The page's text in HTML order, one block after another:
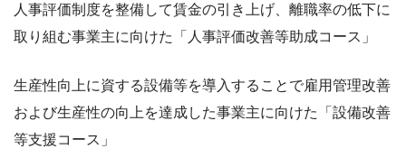
人事評価制度を整備して賃金の引き上げ、離職率の低下に
取り組む事業主に向けた「人事評価改善等助成コース」
生産性向上に資する設備等を導入することで雇用管理改善
および生産性の向上を達成した事業主に向けた「設備改善
等支援コース」